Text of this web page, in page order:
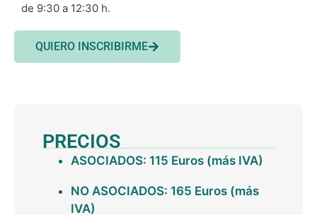
de 9:30 a 12:30 h.
QUIERO INSCRIBIRME
PRECIOS
ASOCIADOS: 115 Euros (más IVA)
NO ASOCIADOS: 165 Euros (más
IVA)